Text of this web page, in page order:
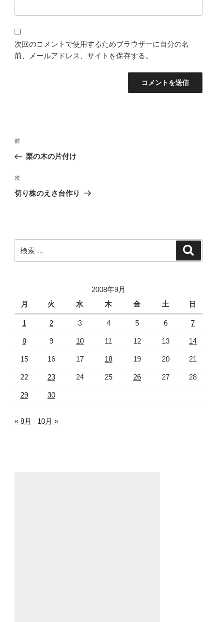
次回のコメントで使用するためブラウザーに自分の名
前、メールアドレス、サイトを保存する。
投
ナ
ビ
ゲ
ン
過
去
投
稿
前
栗の木の片付け
次
の
次
切り株のえさ台作り
索:
2008年9月
月
火 水 木 金 土 日
1 2 3 4 5 6 7
8 9 10 11 12 13 14
15 16 17 18 19 20 21
22 23 24 25 26 27 28
29 30
« 8月 10月 »